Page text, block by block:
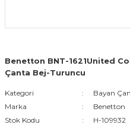
Benetton BNT-1621United
Çanta Bej-Turuncu
Kategori
Bayan
Marka
Benetton
Stok Kodu
H-109932